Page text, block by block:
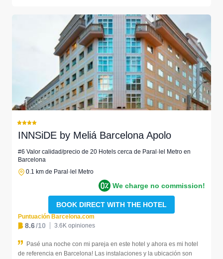
INNSiDE by Meliá Barcelona Apolo
#6 Valor calidad/precio de 20 Hotels cerca de Paral·lel Metro en
Barcelona
0.1 km de Paral·lel Metro
We charge no commission!
BOOK DIRECT WITH THE HOTEL
Puntuación Barcelona.com
8.6/10 3.6K opiniones
Pasé una noche con mi pareja en este hotel y ahora es mi hotel
de referencia en Barcelona! Las instalaciones y la ubicación son